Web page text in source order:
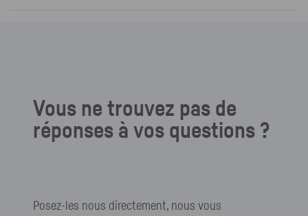
Vous ne trouvez pas de
réponses à vos questions ?
Posez-les nous directement, nous vous